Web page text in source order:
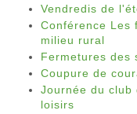
Vendredis de
Conférence Les
milieu rural
Fermetures des
Coupure de
Journée du club
loisirs